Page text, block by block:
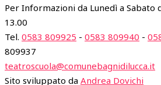
Per Informazioni da Lunedì a Sabato
13.00
Tel. 0583 809925 - 0583 809940 -
809937
teatroscuola@comunebagnidilucca.it
Sito sviluppato da Andrea Dovichi